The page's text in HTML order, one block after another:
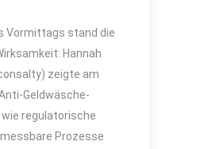
Vormittags stand die
Hannah
zeigte am
Geldwäsche-
regulatorische
Prozesse